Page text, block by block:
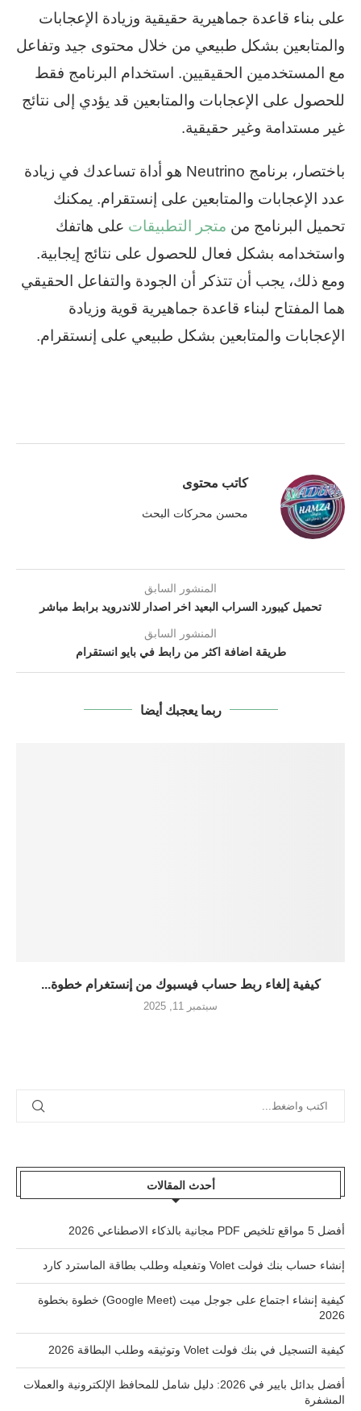
على بناء قاعدة جماهيرية حقيقية وزيادة الإعجابات
والمتابعين بشكل طبيعي من خلال محتوى جيد وتفاعل
مع المستخدمين الحقيقيين. استخدام البرنامج فقط
للحصول على الإعجابات والمتابعين قد يؤدي إلى نتائج
غير مستدامة وغير حقيقية.
باختصار، برنامج Neutrino هو أداة تساعدك في زيادة
عدد الإعجابات والمتابعين على إنستقرام. يمكنك
تحميل البرنامج من متجر التطبيقات على هاتفك
واستخدامه بشكل فعال للحصول على نتائج إيجابية.
ومع ذلك، يجب أن تتذكر أن الجودة والتفاعل الحقيقي
هما المفتاح لبناء قاعدة جماهيرية قوية وزيادة
الإعجابات والمتابعين بشكل طبيعي على إنستقرام.
كاتب محتوى
محسن محركات البحث
المنشور السابق
تحميل كيبورد السراب البعيد اخر اصدار للاندرويد برابط مباشر
المنشور السابق
طريقة اضافة اكثر من رابط في بايو انستقرام
ربما يعجبك أيضا
كيفية إلغاء ربط حساب فيسبوك من إنستغرام خطوة...
سبتمبر 11, 2025
أحدث المقالات
أفضل 5 مواقع تلخيص PDF مجانية بالذكاء الاصطناعي 2026
إنشاء حساب بنك فولت Volet وتفعيله وطلب بطاقة الماسترد كارد
كيفية إنشاء اجتماع على جوجل ميت (Google Meet) خطوة بخطوة
2026
كيفية التسجيل في بنك فولت Volet وتوثيقه وطلب البطاقة 2026
أفضل بدائل بايير في 2026: دليل شامل للمحافظ الإلكترونية والعملات
المشفرة